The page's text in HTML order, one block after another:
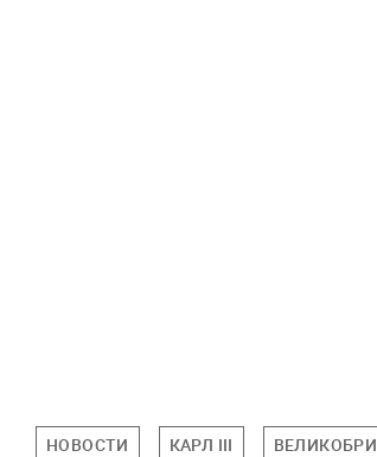
НОВОСТИ КАРЛ III